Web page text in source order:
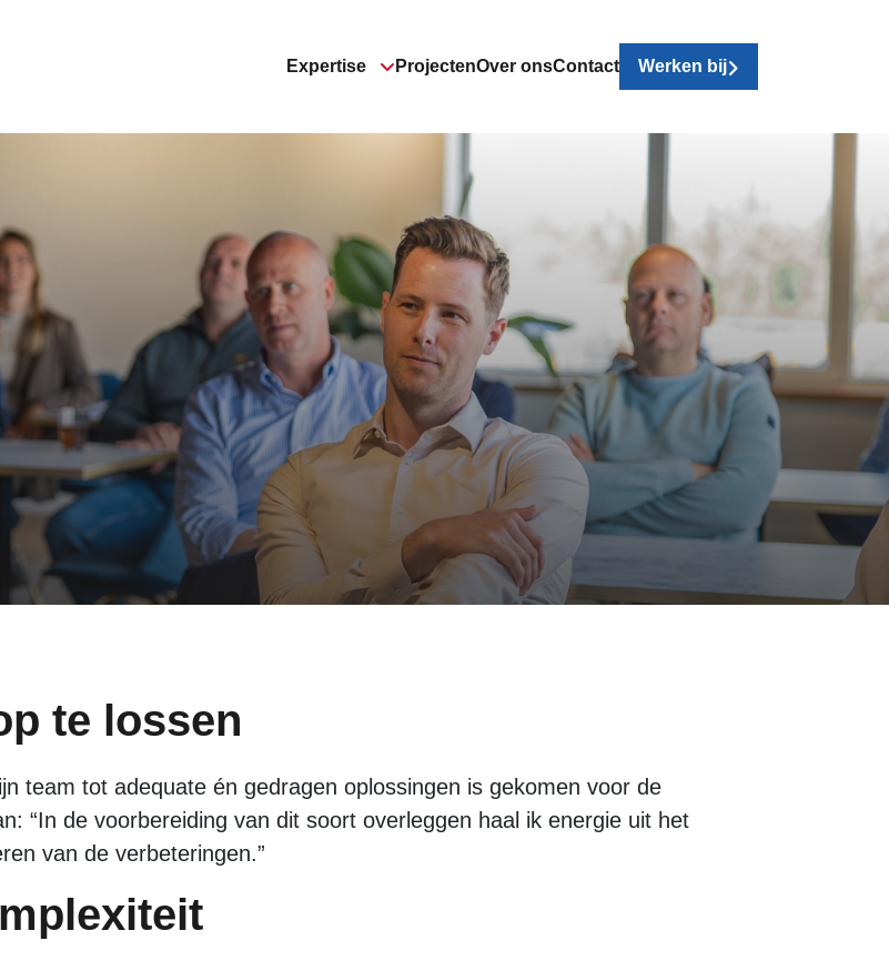
Expertise ProjectenOver onsContact Werken bij
te lossen
team tot adequate én gedragen oplossingen is gekomen voor de
“In de voorbereiding van dit soort overleggen haal ik energie uit het
van de verbeteringen.”